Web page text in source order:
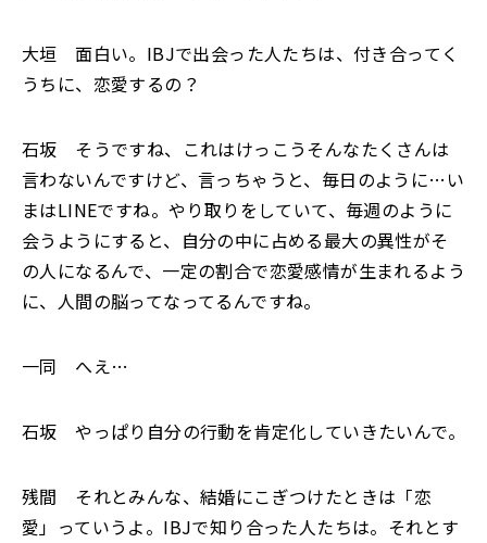
大垣 面白い。IBJで出会った人たちは、付き合ってく
うちに、恋愛するの？
石坂 そうですね、これはけっこうそんなたくさんは
言わないんですけど、言っちゃうと、毎日のように…い
まはLINEですね。やり取りをしていて、毎週のように
会うようにすると、自分の中に占める最大の異性がそ
の人になるんで、一定の割合で恋愛感情が生まれるよう
に、人間の脳ってなってるんですね。
一同 へえ…
石坂 やっぱり自分の行動を肯定化していきたいんで。
残間 それとみんな、結婚にこぎつけたときは「恋
愛」っていうよ。IBJで知り合った人たちは。それとす